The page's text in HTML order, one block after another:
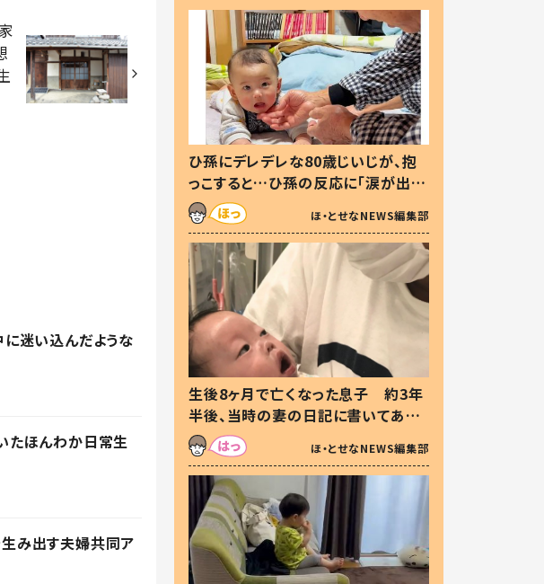
迷い込んだような
たほんわか日常生
み出す夫婦共同ア
ひ孫にデレデレな80歳じいじが、抱
っこすると…ひ孫の反応に「涙が出ま
した」「可愛くて仕方ない」
ほ・とせなNEWS編集部
生後8ヶ月で亡くなった息子 約3年
半後、当時の妻の日記に書いてあっ
た本音とは
ほ・とせなNEWS編集部